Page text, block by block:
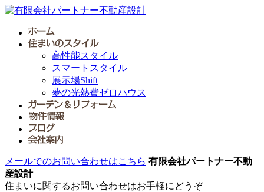
高性能スタイル
スマートスタイル
展示場Shift
夢の光熱費ゼロハウス
メールでのお問い合わせはこちら 有限会社パートナー不動
産設計
住まいに関するお問い合わせはお手軽にどうぞ